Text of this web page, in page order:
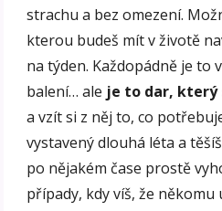
strachu a bez omezení.
kterou budeš mít v životě
na týden. Každopádně je to
balení… ale je to dar,
a vzít si z něj to, co
vystavený dlouhá léta a
po nějakém čase prostě
případy, kdy víš, že